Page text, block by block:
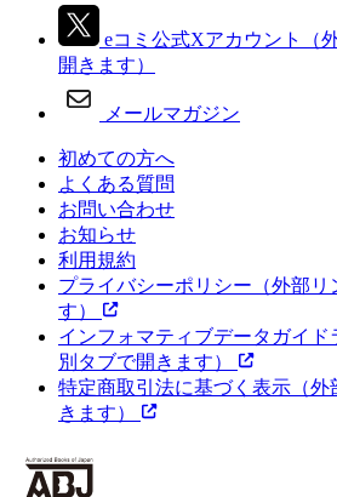
eコミ公式Xアカウント
（
開きます）
メールマガジン
初めての方へ
よくある質問
お問い合わせ
お知らせ
利用規約
プライバシーポリシー （外部
す）
インフォマティブデータガイド
別タブで開きます）
特定商取引法に基づく表示 （
きます）